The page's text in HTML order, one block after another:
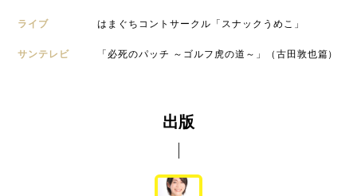
ライブ はまぐちコントサークル「スナックうめこ」
サンテレビ 「必死のパッチ ～ゴルフ虎の道～」（古田敦也篇）
出版